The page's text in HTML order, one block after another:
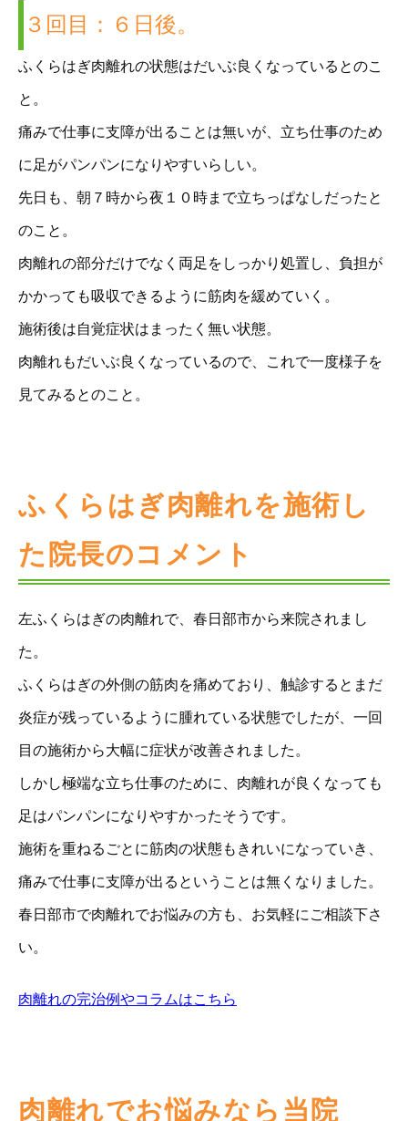
３回目：６日後。
ふくらはぎ肉離れの状態はだいぶ良くなっているとのこ
と。
痛みで仕事に支障が出ることは無いが、立ち仕事のため
に足がパンパンになりやすいらしい。
先日も、朝７時から夜１０時まで立ちっぱなしだったと
のこと。
肉離れの部分だけでなく両足をしっかり処置し、負担が
かかっても吸収できるように筋肉を緩めていく。
施術後は自覚症状はまったく無い状態。
肉離れもだいぶ良くなっているので、これで一度様子を
見てみるとのこと。
ふくらはぎ肉離れを施術し
た院長のコメント
左ふくらはぎの肉離れで、春日部市から来院されまし
た。
ふくらはぎの外側の筋肉を痛めており、触診するとまだ
炎症が残っているように腫れている状態でしたが、一回
目の施術から大幅に症状が改善されました。
しかし極端な立ち仕事のために、肉離れが良くなっても
足はパンパンになりやすかったそうです。
施術を重ねるごとに筋肉の状態もきれいになっていき、
痛みで仕事に支障が出るということは無くなりました。
春日部市で肉離れでお悩みの方も、お気軽にご相談下さ
い。
肉離れの完治例やコラムはこちら
肉離れでお悩みなら当院